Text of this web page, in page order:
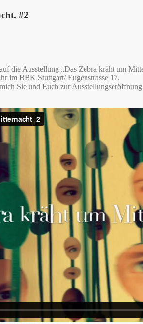
#2
die Ausstellung „Das Zebra kräht um
im BBK Stuttgart/ Eugenstrasse 17.
Sie und Euch zur Ausstellungseröffnung